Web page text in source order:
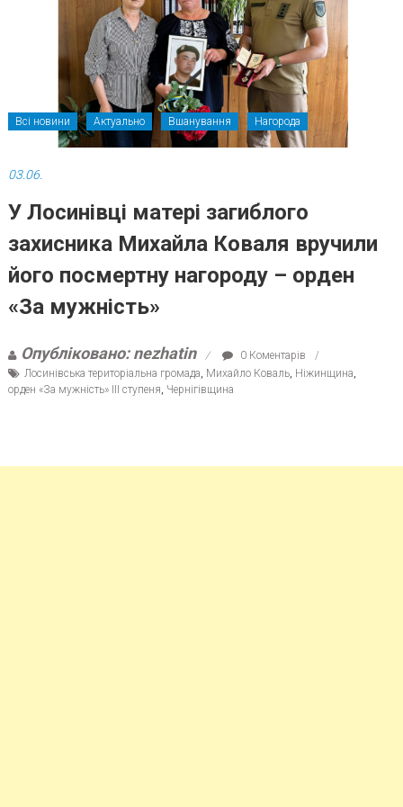
Всі новини Актуально Вшанування Нагорода
03.06.
У Лосинівці матері загиблого
захисника Михайла Коваля вручили
його посмертну нагороду – орден
«За мужність»
Опубліковано: nezhatin
0 Коментарів
Лосинівська територіальна громада Михайло Коваль, Ніжинщина
орден «За мужність» ІІІ ступеня Чернігівщина